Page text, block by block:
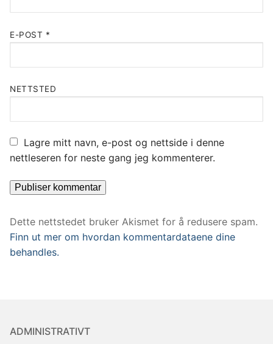
E-POST *
NETTSTED
Lagre mitt navn, e-post og nettside i denne
nettleseren for neste gang jeg kommenterer.
Dette nettstedet bruker Akismet for å redusere spam.
Finn ut mer om hvordan kommentardataene dine
behandles.
ADMINISTRATIVT